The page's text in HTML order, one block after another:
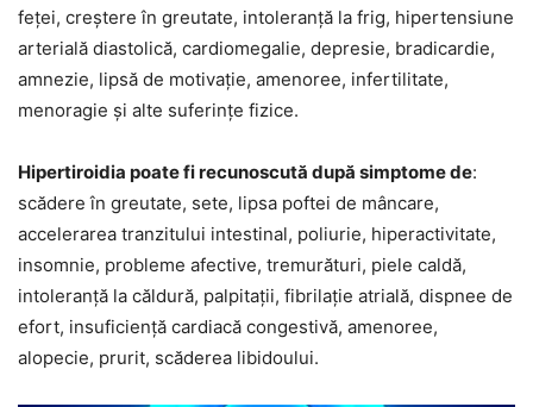
feței, creștere în greutate, intoleranță la frig, hipertensiune
arterială diastolică, cardiomegalie, depresie, bradicardie,
amnezie, lipsă de motivație, amenoree, infertilitate,
menoragie și alte suferințe fizice.
Hipertiroidia poate fi recunoscută după simptome de:
scădere în greutate, sete, lipsa poftei de mâncare,
accelerarea tranzitului intestinal, poliurie, hiperactivitate,
insomnie, probleme afective, tremurături, piele caldă,
intoleranță la căldură, palpitații, fibrilație atrială, dispnee de
efort, insuficiență cardiacă congestivă, amenoree,
alopecie, prurit, scăderea libidoului.